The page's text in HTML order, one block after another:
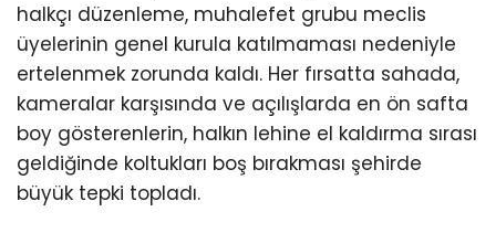
halkçı düzenleme, muhalefet grubu meclis
üyelerinin genel kurula katılmaması nedeniyle
ertelenmek zorunda kaldı. Her fırsatta sahada,
kameralar karşısında ve açılışlarda en ön safta
boy gösterenlerin, halkın lehine el kaldırma sırası
geldiğinde koltukları boş bırakması şehirde
büyük tepki topladı.